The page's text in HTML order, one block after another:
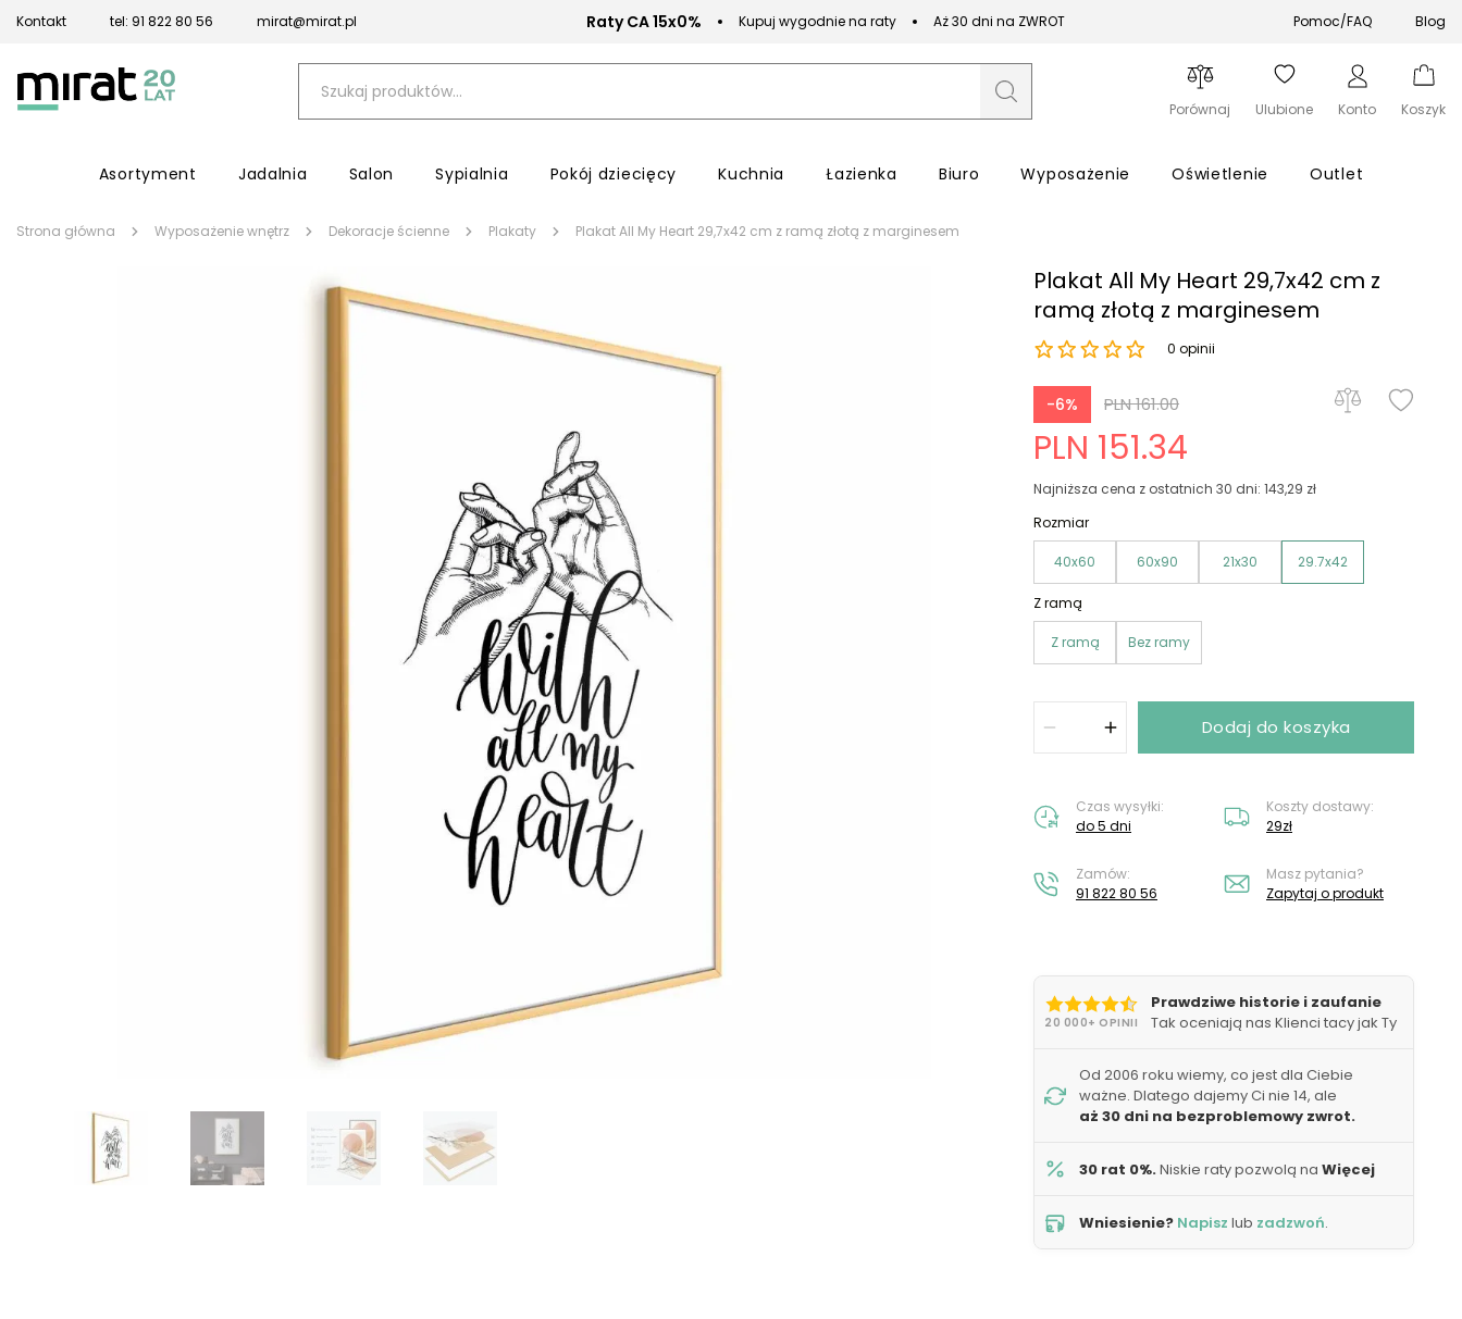
Kontakt tel: 91 822 80 56 mirat@mirat.pl Raty CA 15x0% Kupuj wygodnie na raty Aż 30 dni na ZWROT Pomoc/FAQ Blog
Porównaj Ulubione Konto
Zapomniałeś hasła?
Nie masz konta? Załóż konto
Koszyk
Asortyment Jadalnia Salon Sypialnia Pokój dziecięcy Kuchnia Łazienka Biuro Wyposażenie Oświetlenie Outlet
Strona główna Wyposażenie wnętrz Dekoracje ścienne Plakaty Plakat All My Heart 29,7x42 cm z ramą złotą z marginesem
Plakat All My Heart 29,7x42 cm z
ramą złotą z marginesem
0 opinii
-6% PLN 161.00
PLN 151.34
Najniższa cena z ostatnich 30 dni: 143,29 zł
Rozmiar
40x60 60x90 21x30 29.7x42
Z ramą
Z ramą Bez ramy
Dodaj do koszyka
Czas wysyłki:
do 5 dni
Koszty dostawy:
29zł
Zamów:
91 822 80 56
Masz pytania?
Zapytaj o produkt
20 000+ OPINII
Prawdziwe historie i zaufanie
Tak oceniają nas Klienci tacy jak Ty
Od 2006 roku wiemy, co jest dla Ciebie
ważne. Dlatego dajemy Ci nie 14, ale
aż 30 dni na bezproblemowy zwrot.
30 rat 0%.Niskie raty pozwolą na Więcej
Wniesienie? Napisz lub zadzwoń.